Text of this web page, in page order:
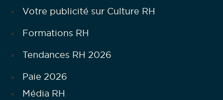
Votre publicité sur Culture RH
Formations RH
Tendances RH 2026
Paie 2026
Média RH